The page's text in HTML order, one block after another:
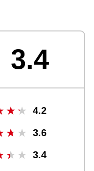
3.4
4.2
3.6
3.4